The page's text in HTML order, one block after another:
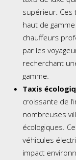
supérieur. Ces
haut de
chauffeurs
par les
recherchant
gamme.
Taxis
croissante de
nombreuses
écologiques.
véhicules
impact